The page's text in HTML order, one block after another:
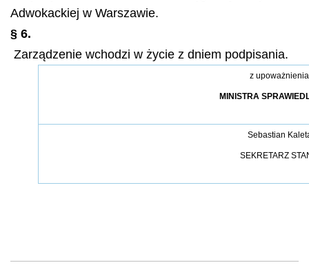
Adwokackiej w Warszawie.
§ 6.
Zarządzenie wchodzi w życie z dniem podpisania.
z upoważnienia
MINISTRA
Sebastian
SEKRETARZ